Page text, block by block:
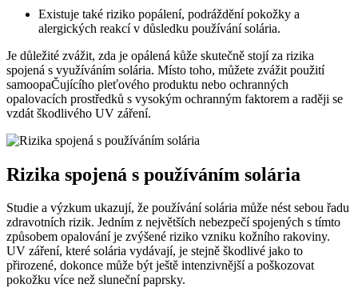
Existuje také riziko popálení, podráždění pokožky a
alergických reakcí‍ v důsledku ‍používání solária.
Je důležité zvážit, zda je opálená kůže skutečně stojí za rizika
spojená s využíváním solária. Místo toho,‌ můžete zvážit použití ​
samoopaČujícího pleťového produktu ‌nebo ‍ochranných
opalovacích prostředků s vysokým ⁤ochranným faktorem⁤ a raději se
⁢vzdát škodlivého ‌UV záření.
Rizika ‌spojená ⁢s používáním solária
Studie a výzkum ukazují, že používání solária může nést sebou řadu
zdravotních ‌rizik. Jedním z⁣ největších nebezpečí spojených s⁤ tímto
způsobem opalování je zvýšené riziko‌ vzniku kožního rakoviny.
‌UV​ záření, které solária⁣ vydávají,⁢ je stejně škodlivé‍ jako to
přirozené, dokonce ‌může být ještě intenzivnější a poškozovat​
pokožku více než sluneční paprsky.